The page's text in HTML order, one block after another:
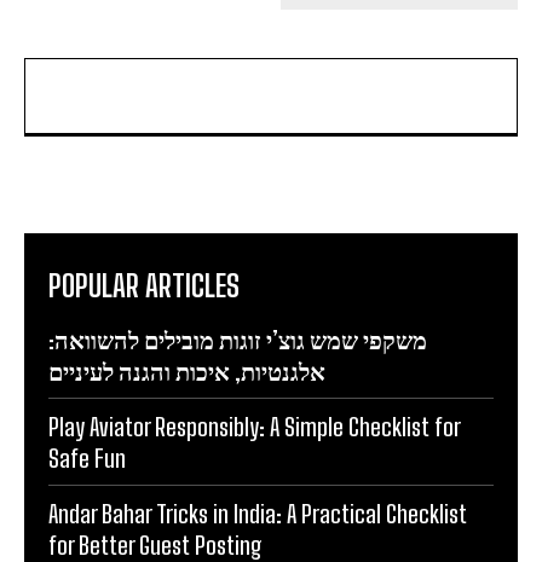
POPULAR ARTICLES
משקפי שמש גוצ’י זוגות מובילים להשוואה:
אלגנטיות, איכות והגנה לעיניים
Play Aviator Responsibly: A Simple Checklist for
Safe Fun
Andar Bahar Tricks in India: A Practical Checklist
for Better Guest Posting